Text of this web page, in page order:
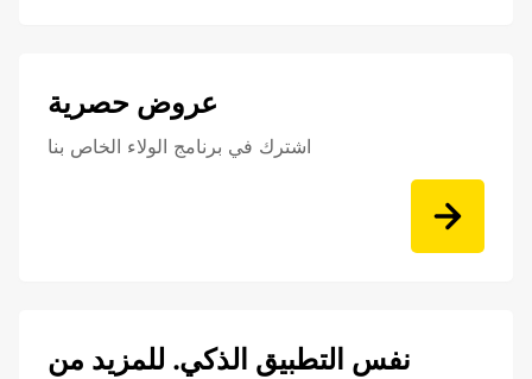
عروض حصرية
اشترك في برنامج الولاء الخاص بنا
نفس التطبيق الذكي. للمزيد من